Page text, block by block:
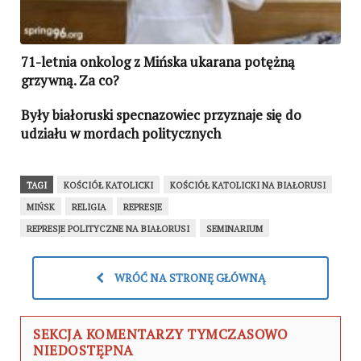
71-letnia onkolog z Mińska ukarana potężną
grzywną. Za co?
Były białoruski specnazowiec przyznaje się do
udziału w mordach politycznych
TAGI KOŚCIÓŁ KATOLICKI
KOŚCIÓŁ KATOLICKI NA BIAŁORUSI
MIŃSK
RELIGIA
REPRESJE
REPRESJE POLITYCZNE NA BIAŁORUSI
SEMINARIUM
WRÓĆ NA STRONĘ GŁÓWNĄ
SEKCJA KOMENTARZY TYMCZASOWO
NIEDOSTĘPNA